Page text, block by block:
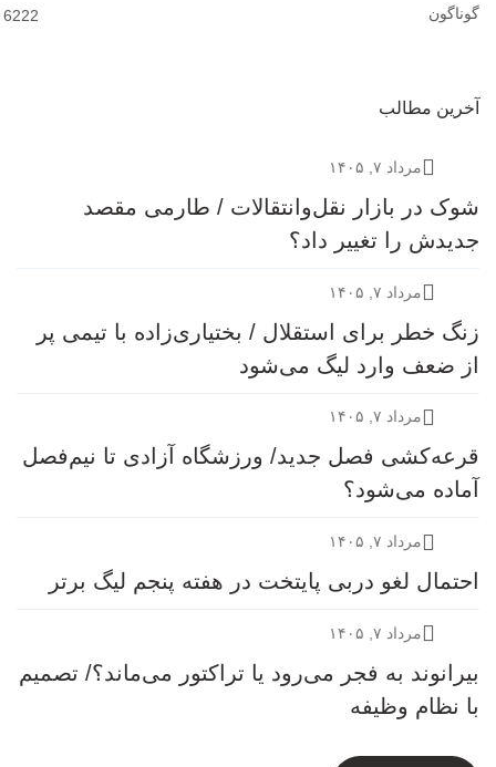
6222 گوناگون
آخرین مطالب
مرداد ۷, ۱۴۰۵
شوک در بازار نقل‌وانتقالات / طارمی مقصد
جدیدش را تغییر داد؟
مرداد ۷, ۱۴۰۵
زنگ خطر برای استقلال / بختیاری‌زاده با تیمی پر
از ضعف وارد لیگ می‌شود
مرداد ۷, ۱۴۰۵
قرعه‎‌کشی فصل جدید/ ورزشگاه آزادی تا نیم‌فصل
آماده می‌شود؟
مرداد ۷, ۱۴۰۵
احتمال لغو دربی پایتخت در هفته پنجم لیگ برتر
مرداد ۷, ۱۴۰۵
بیرانوند به فجر می‌رود یا تراکتور می‌ماند؟/ تصمیم
با نظام وظیفه